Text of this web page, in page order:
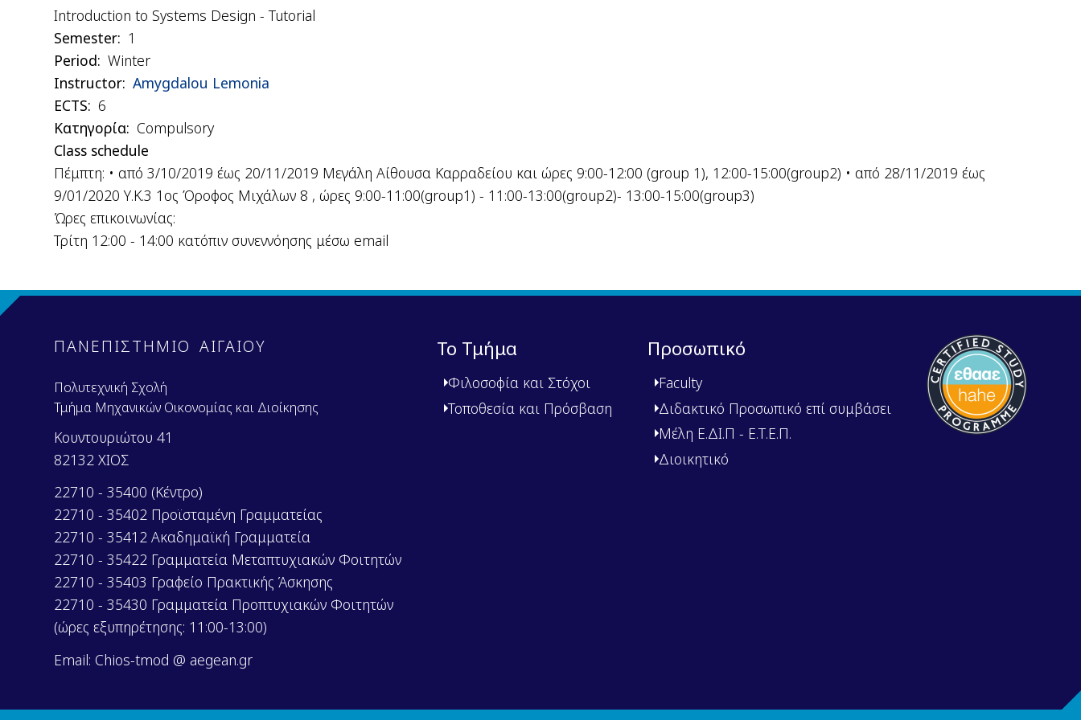
Introduction to Systems Design - Tutorial
Semester 1
Period Winter
Instructor Amygdalou Lemonia
ΕCTS
6
Κατηγορία Compulsory
Class schedule
Πέμπτη: • από 3/10/2019 έως 20/11/2019 Μεγάλη Αίθουσα Καρραδείου και ώρες 9:00-12:00 (group 1), 12:00-15:00(group2) • από 28/11/2019 έως
9/01/2020 Υ.Κ.3 1ος Όροφος Μιχάλων 8 , ώρες 9:00-11:00(group1) - 11:00-13:00(group2)- 13:00-15:00(group3)
Ώρες επικοινωνίας:
Τρίτη 12:00 - 14:00 κατόπιν συνεννόησης μέσω email
ΠΑΝΕΠΙΣΤΗΜΙΟ ΑΙΓΑΙΟΥ
Πολυτεχνική Σχολή
Τμήμα Μηχανικών Οικονομίας και Διοίκησης
Κουντουριώτου 41
82132 ΧΙΟΣ
22710 - 35400 (Κέντρο)
22710 - 35402 Προϊσταμένη Γραμματείας
22710 - 35412 Ακαδημαϊκή Γραμματεία
22710 - 35422 Γραμματεία Μεταπτυχιακών Φοιτητών
22710 - 35403 Γραφείο Πρακτικής Άσκησης
22710 - 35430 Γραμματεία Προπτυχιακών Φοιτητών
(ώρες εξυπηρέτησης: 11:00-13:00)
Email: Chios-tmod @ aegean.gr
Το Τμήμα
Φιλοσοφία και Στόχοι
Τοποθεσία και Πρόσβαση
Προσωπικό
Faculty
Διδακτικό Προσωπικό επί συμβάσει
Μέλη Ε.ΔΙ.Π - Ε.Τ.Ε.Π.
Διοικητικό